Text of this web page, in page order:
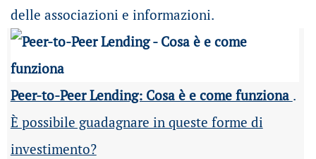
delle associazioni e informazioni.
Peer-to-Peer Lending: Cosa è e come funziona .
È possibile guadagnare in queste forme di
investimento?